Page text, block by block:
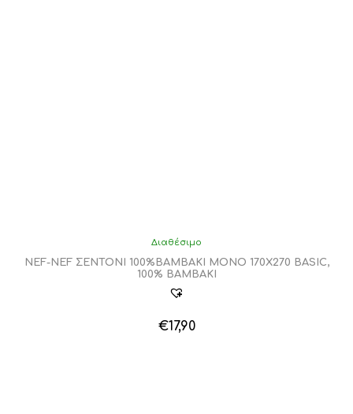
Διαθέσιμο
NEF-NEF ΣΕΝΤΟΝΙ 100%ΒΑΜΒΑΚΙ ΜΟΝΟ 170Χ270 BASIC,
100% BAMBAKI
€17,90